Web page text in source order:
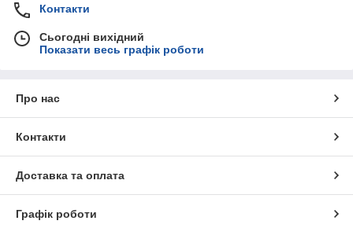
Контакти
Сьогодні вихідний
Показати весь графік роботи
Про нас
Контакти
Доставка та оплата
Графік роботи